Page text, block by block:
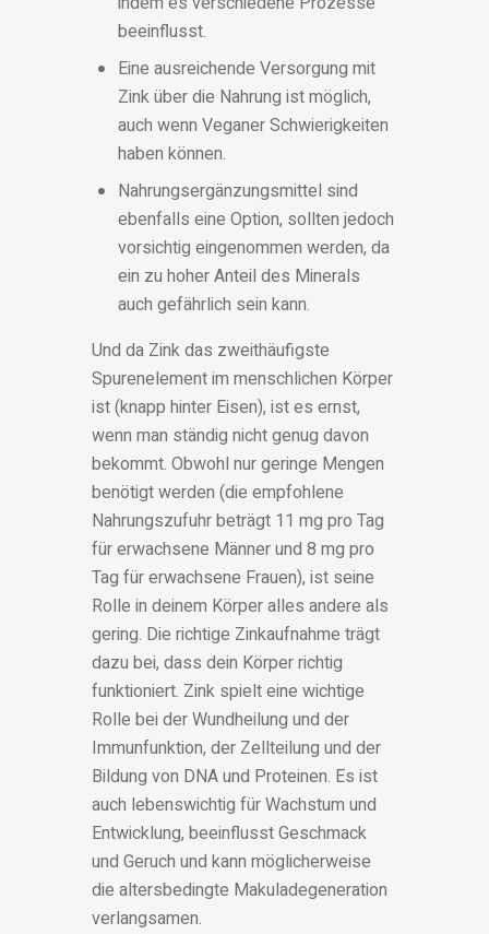
beeinflusst.
Eine ausreichende Versorgung mit
Zink über die Nahrung ist möglich,
auch wenn Veganer Schwierigkeiten
haben können.
Nahrungsergänzungsmittel sind
ebenfalls eine Option, sollten jedoch
vorsichtig eingenommen werden, da
ein zu hoher Anteil des Minerals
auch gefährlich sein kann.
Und da Zink das zweithäufigste
Spurenelement im menschlichen Körper
ist (knapp hinter Eisen), ist es ernst,
wenn man ständig nicht genug davon
bekommt. Obwohl nur geringe Mengen
benötigt werden (die empfohlene
Nahrungszufuhr beträgt 11 mg pro Tag
für erwachsene Männer und 8 mg pro
Tag für erwachsene Frauen), ist seine
Rolle in deinem Körper alles andere als
gering. Die richtige Zinkaufnahme trägt
dazu bei, dass dein Körper richtig
funktioniert. Zink spielt eine wichtige
Rolle bei der Wundheilung und der
Immunfunktion, der Zellteilung und der
Bildung von DNA und Proteinen. Es ist
auch lebenswichtig für Wachstum und
Entwicklung, beeinflusst Geschmack
und Geruch und kann möglicherweise
die altersbedingte Makuladegeneration
verlangsamen.